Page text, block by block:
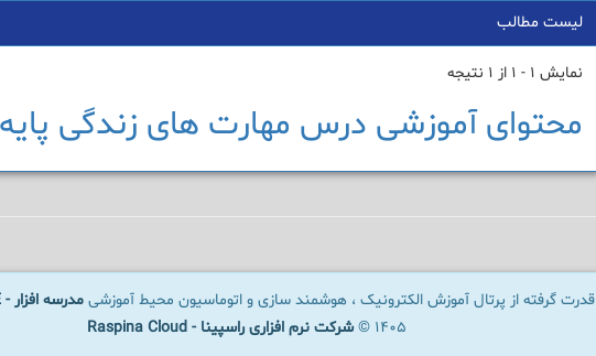
لیست مطالب
نمایش 1 - 1 از 1 نتیجه
محتوای آموزشی درس مهارت های زندگی
قدرت گرفته از پرتال آموزش الکترونیک ، هوشمند سازی و اتوماسیون محیط آموزشی مدرسه افزار - SCHOOLWARE
1405 ©
شرکت نرم افزاری راسپینا - Raspina Cloud